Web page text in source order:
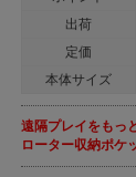
出荷
定価
本体サイズ
遠隔プレイをもっ
ローター収納ポケ